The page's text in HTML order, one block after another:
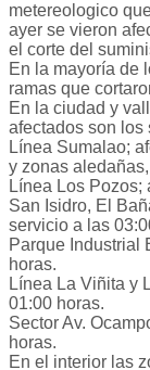
metereologico
ayer se vieron
el corte del
En la mayoría de
ramas que
En la ciudad y
afectados son los
Línea Sumalao;
y zonas
Línea Los Pozos;
San Isidro, El
servicio a las
Parque Industrial
horas.
Línea La Viñita y
01:00 horas.
Sector Av.
horas.
En el interior las